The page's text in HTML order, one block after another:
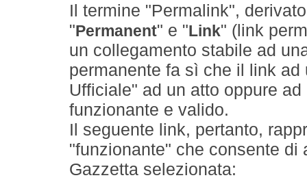
Il termine "Permalink",
" Permanent" e " Link" (link
un collegamento stabile ad
permanente fa sì che il link
Ufficiale" ad un atto oppure
funzionante e valido.
Il seguente link, pertanto,
"funzionante" che consente
Gazzetta selezionata: